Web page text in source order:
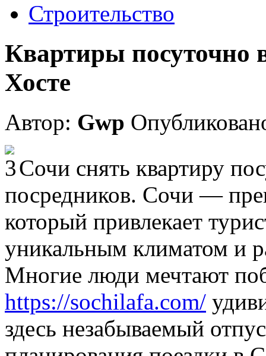
Строительство
Квартиры посуточно
Хосте
Автор: Gwp
Сочи снять квартиру
посредников. Сочи —
который привлекает
уникальным климатом и
Многие люди мечтают
https://sochilafa.com/
здесь незабываемый